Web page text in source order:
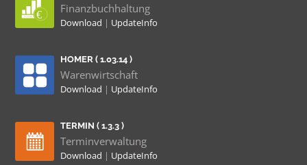
Finanzbuchhaltung
Download | UpdateInfo
HOMER ( 1.03.14 )
Warenwirtschaft
Download | UpdateInfo
TERMIN ( 1.3.3 )
Terminverwaltung
Download | UpdateInfo